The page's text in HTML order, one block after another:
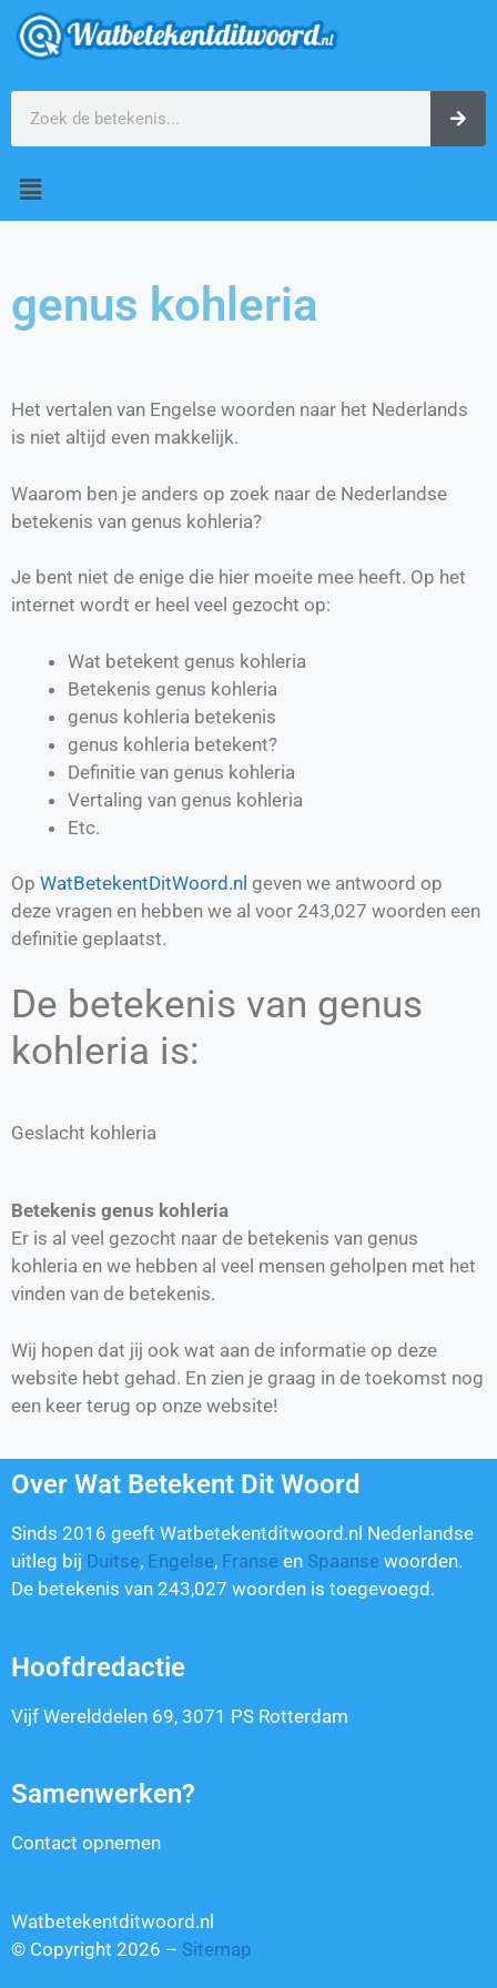
genus kohleria
Het vertalen van Engelse woorden naar het Nederlands
is niet altijd even makkelijk.
Waarom ben je anders op zoek naar de Nederlandse
betekenis van genus kohleria?
Je bent niet de enige die hier moeite mee heeft. Op het
internet wordt er heel veel gezocht op:
Wat betekent genus kohleria
Betekenis genus kohleria
genus kohleria betekenis
genus kohleria betekent?
Definitie van genus kohleria
Vertaling van genus kohleria
Etc.
Op WatBetekentDitWoord.nl geven we antwoord op
deze vragen en hebben we al voor 243,027 woorden een
definitie geplaatst.
De betekenis van genus
kohleria is:
Geslacht kohleria
Betekenis genus kohleria
Er is al veel gezocht naar de betekenis van genus
kohleria en we hebben al veel mensen geholpen met het
vinden van de betekenis.
Wij hopen dat jij ook wat aan de informatie op deze
website hebt gehad. En zien je graag in de toekomst nog
een keer terug op onze website!
Over Wat Betekent Dit Woord
Sinds 2016 geeft Watbetekentditwoord.nl Nederlandse
uitleg bij Duitse, Engelse, Franse en Spaanse woorden.
De betekenis van 243,027 woorden is toegevoegd.
Hoofdredactie
Vijf Werelddelen 69, 3071 PS Rotterdam
Samenwerken?
Contact opnemen
Watbetekentditwoord.nl
© Copyright 2026 – Sitemap